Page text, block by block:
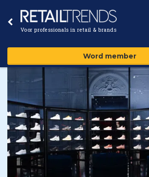
Voor professionals in retail & brands
Word member